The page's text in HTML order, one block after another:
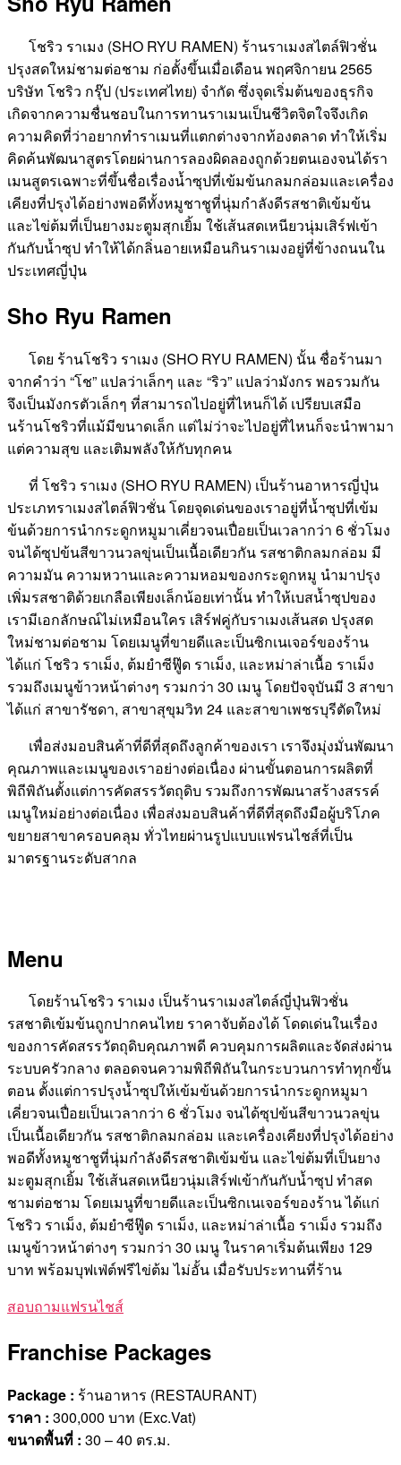
โชริว ราเมง (SHO RYU RAMEN) ร้านราเมงสไตล์ฟิวชั่น
ปรุงสดใหม่ชามต่อชาม ก่อตั้งขึ้นเมื่อเดือน พฤศจิกายน 2565
บริษัท โชริว กรุ๊ป (ประเทศไทย) จำกัด ซึ่งจุดเริ่มต้นของธุรกิจ
เกิดจากความชื่นชอบในการทานราเมนเป็นชีวิตจิตใจจึงเกิด
ความคิดที่ว่าอยากทำราเมนที่แตกต่างจากท้องตลาด ทำให้เริ่ม
คิดค้นพัฒนาสูตรโดยผ่านการลองผิดลองถูกด้วยตนเองจนได้รา
เมนสูตรเฉพาะที่ขึ้นชื่อเรื่องน้ำซุปที่เข้มข้นกลมกล่อมและเครื่อง
เคียงที่ปรุงได้อย่างพอดีทั้งหมูชาชูที่นุ่มกำลังดีรสชาติเข้มข้น
และไข่ต้มที่เป็นยางมะตูมสุกเยิ้ม ใช้เส้นสดเหนียวนุ่มเสิร์ฟเข้า
กันกับน้ำซุป ทำให้ได้กลิ่นอายเหมือนกินราเมงอยู่ที่ข้างถนนใน
ประเทศญี่ปุ่น
Sho Ryu Ramen
โดย ร้านโชริว ราเมง (SHO RYU RAMEN) นั้น ชื่อร้านมา
จากคำว่า “โช” แปลว่าเล็กๆ และ “ริว” แปลว่ามังกร พอรวมกัน
จึงเป็นมังกรตัวเล็กๆ ที่สามารถไปอยู่ที่ไหนก็ได้ เปรียบเสมือ
นร้านโชริวที่แม้มีขนาดเล็ก แต่ไม่ว่าจะไปอยู่ที่ไหนก็จะนำพามา
แต่ความสุข และเติมพลังให้กับทุกคน
ที่ โชริว ราเมง (SHO RYU RAMEN) เป็นร้านอาหารญี่ปุ่น
ประเภทราเมงสไตล์ฟิวชั่น โดยจุดเด่นของเราอยู่ที่น้ำซุปที่เข้ม
ข้นด้วยการนำกระดูกหมูมาเคี่ยวจนเปื่อยเป็นเวลากว่า 6 ชั่วโมง
จนได้ซุปข้นสีขาวนวลขุ่นเป็นเนื้อเดียวกัน รสชาติกลมกล่อม มี
ความมัน ความหวานและความหอมของกระดูกหมู นำมาปรุง
เพิ่มรสชาติด้วยเกลือเพียงเล็กน้อยเท่านั้น ทำให้เบสน้ำซุปของ
เรามีเอกลักษณ์ไม่เหมือนใคร เสิร์ฟคู่กับราเมงเส้นสด ปรุงสด
ใหม่ชามต่อชาม โดยเมนูที่ขายดีและเป็นซิกเนเจอร์ของร้าน
ได้แก่ โชริว ราเม็ง, ต้มยำซีฟู๊ด ราเม็ง, และหม่าล่าเนื้อ ราเม็ง
รวมถึงเมนูข้าวหน้าต่างๆ รวมกว่า 30 เมนู โดยปัจจุบันมี 3 สาขา
ได้แก่ สาขารัชดา, สาขาสุขุมวิท 24 และสาขาเพชรบุรีตัดใหม่
เพื่อส่งมอบสินค้าที่ดีที่สุดถึงลูกค้าของเรา เราจึงมุ่งมั่นพัฒนา
คุณภาพและเมนูของเราอย่างต่อเนื่อง ผ่านขั้นตอนการผลิตที่
พิถีพิถันตั้งแต่การคัดสรรวัตถุดิบ รวมถึงการพัฒนาสร้างสรรค์
เมนูใหม่อย่างต่อเนื่อง เพื่อส่งมอบสินค้าที่ดีที่สุดถึงมือผู้บริโภค
ขยายสาขาครอบคลุม ทั่วไทยผ่านรูปแบบแฟรนไชส์ที่เป็น
มาตรฐานระดับสากล
Menu
โดยร้านโชริว ราเมง เป็นร้านราเมงสไตล์ญี่ปุ่นฟิวชั่น
รสชาติเข้มข้นถูกปากคนไทย ราคาจับต้องได้ โดดเด่นในเรื่อง
ของการคัดสรรวัตถุดิบคุณภาพดี ควบคุมการผลิตและจัดส่งผ่าน
ระบบครัวกลาง ตลอดจนความพิถีพิถันในกระบวนการทำทุกขั้น
ตอน ตั้งแต่การปรุงน้ำซุปให้เข้มข้นด้วยการนำกระดูกหมูมา
เคี่ยวจนเปื่อยเป็นเวลากว่า 6 ชั่วโมง จนได้ซุปข้นสีขาวนวลขุ่น
เป็นเนื้อเดียวกัน รสชาติกลมกล่อม และเครื่องเคียงที่ปรุงได้อย่าง
พอดีทั้งหมูชาชูที่นุ่มกำลังดีรสชาติเข้มข้น และไข่ต้มที่เป็นยาง
มะตูมสุกเยิ้ม ใช้เส้นสดเหนียวนุ่มเสิร์ฟเข้ากันกับน้ำซุป ทำสด
ชามต่อชาม โดยเมนูที่ขายดีและเป็นซิกเนเจอร์ของร้าน ได้แก่
โชริว ราเม็ง, ต้มยำซีฟู๊ด ราเม็ง, และหม่าล่าเนื้อ ราเม็ง รวมถึง
เมนูข้าวหน้าต่างๆ รวมกว่า 30 เมนู ในราคาเริ่มต้นเพียง 129
บาท พร้อมบุฟเฟ่ต์ฟรีไข่ต้ม ไม่อั้น เมื่อรับประทานที่ร้าน
สอบถามแฟรนไชส์
Franchise Packages
Package : ร้านอาหาร (RESTAURANT)
ราคา : 300,000 บาท (Exc.Vat)
ขนาดพื้นที่ : 30 – 40 ตร.ม.